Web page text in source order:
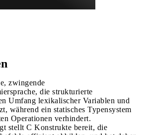
zwingende
die strukturierte
Umfang lexikalischer Variablen und
während ein statisches Typensystem
Operationen verhindert.
stellt C Konstrukte bereit, die